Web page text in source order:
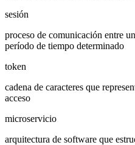
sesión
proceso de comunicación entre
período de tiempo determinado
token
cadena de caracteres que
acceso
microservicio
arquitectura de software que